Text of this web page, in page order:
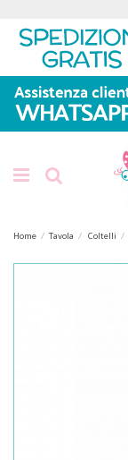
Home Tavola Coltelli